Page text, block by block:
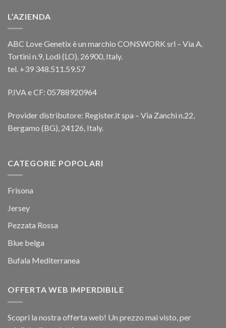
L’AZIENDA
ABC Love Genetix è un marchio CONSWORK srl – Via A.
Tortini n.9, Lodi (LO), 26900, Italy.
tel. +39 348.511.59.57
P.IVA e CF: 05788920964
Provider distributore: Register.it spa – Via Zanchi n.22,
Bergamo (BG), 24126, Italy.
CATEGORIE POPOLARI
Frisona
Jersey
Pezzata Rossa
Blue belga
Bufala Mediterranea
OFFERTA WEB IMPERDIBILE
Scopri la nostra offerta web! Un prezzo mai visto, per